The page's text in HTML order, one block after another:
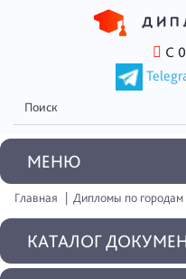
С
MEНЮ
Главная Дипломы по городам
КАТАЛОГ